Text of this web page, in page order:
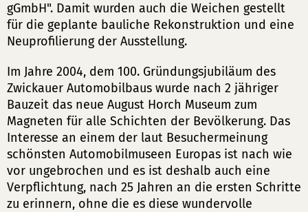
gGmbH". Damit wurden auch die Weichen gestellt
für die geplante bauliche Rekonstruktion und eine
Neuprofilierung der Ausstellung.
Im Jahre 2004, dem 100. Gründungsjubiläum des
Zwickauer Automobilbaus wurde nach 2 jähriger
Bauzeit das neue August Horch Museum zum
Magneten für alle Schichten der Bevölkerung. Das
Interesse an einem der laut Besuchermeinung
schönsten Automobilmuseen Europas ist nach wie
vor ungebrochen und es ist deshalb auch eine
Verpflichtung, nach 25 Jahren an die ersten Schritte
zu erinnern, ohne die es diese wundervolle